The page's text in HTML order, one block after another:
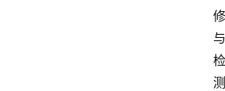
修
与
检
测